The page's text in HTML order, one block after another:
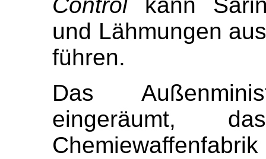
und Lähmungen
führen.
Das
eingeräumt,